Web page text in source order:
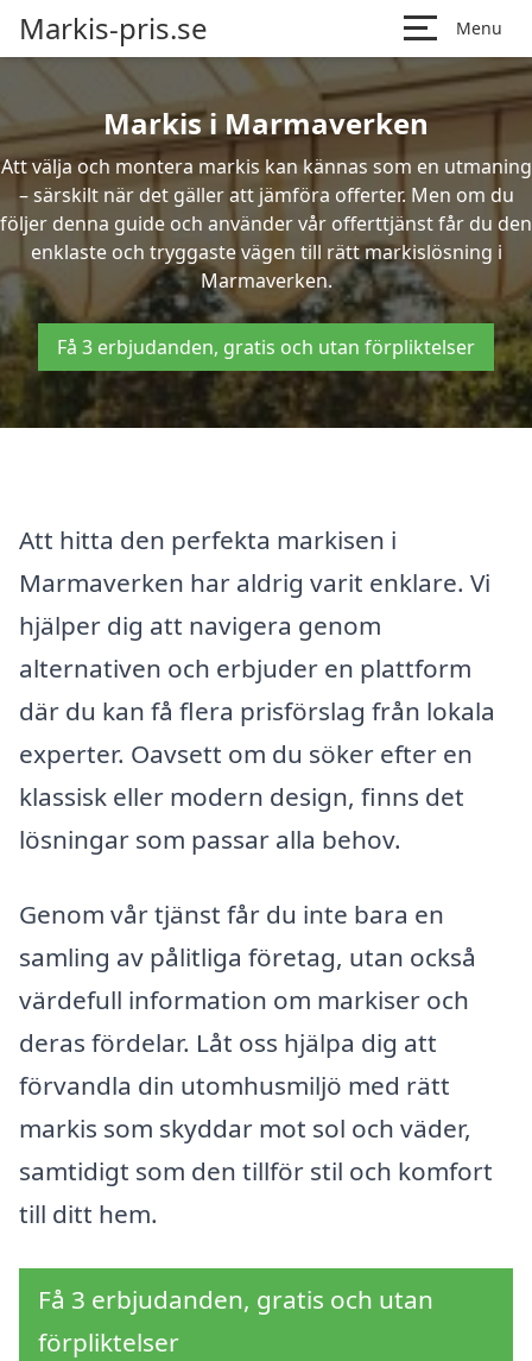
Markis-pris.se Menu
Markis i Marmaverken
Att välja och montera markis kan kännas som en utmaning
– särskilt när det gäller att jämföra offerter. Men om du
följer denna guide och använder vår offerttjänst får du den
enklaste och tryggaste vägen till rätt markislösning i
Marmaverken.
Få 3 erbjudanden, gratis och utan förpliktelser
Att hitta den perfekta markisen i
Marmaverken har aldrig varit enklare. Vi
hjälper dig att navigera genom
alternativen och erbjuder en plattform
där du kan få flera prisförslag från lokala
experter. Oavsett om du söker efter en
klassisk eller modern design, finns det
lösningar som passar alla behov.
Genom vår tjänst får du inte bara en
samling av pålitliga företag, utan också
värdefull information om markiser och
deras fördelar. Låt oss hjälpa dig att
förvandla din utomhusmiljö med rätt
markis som skyddar mot sol och väder,
samtidigt som den tillför stil och komfort
till ditt hem.
Få 3 erbjudanden, gratis och utan
förpliktelser